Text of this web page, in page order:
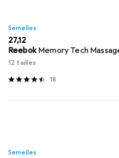
Semelles
EUR
27,12
Reebok Memory Tech
12 tailles
18
Semelles